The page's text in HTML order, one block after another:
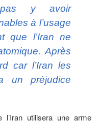
y avoir
à l’usage
que l’Iran ne
Après
car l’Iran les
un préjudice
utilisera une arme